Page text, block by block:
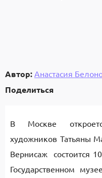
Автор: Анастасия
Поделиться
В Москве
художников Татьяны
Вернисаж состоится
Государственном